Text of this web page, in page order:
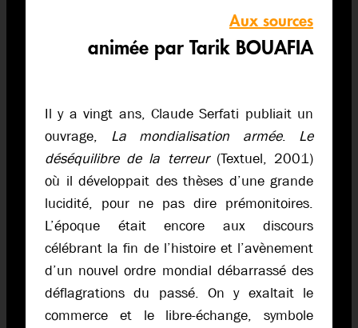
Aux sources
animée par Tarik BOUAFIA
Il y a vingt ans, Claude Serfati publiait un
ouvrage, La mondialisation armée. Le
déséquilibre de la terreur(Textuel, 2001)
où il développait des thèses d’une grande
lucidité, pour ne pas dire prémonitoires.
L’époque était encore aux discours
célébrant la fin de l’histoire et l’avènement
d’un nouvel ordre mondial débarrassé des
déflagrations du passé. On y exaltait le
commerce et le libre-échange, symbole